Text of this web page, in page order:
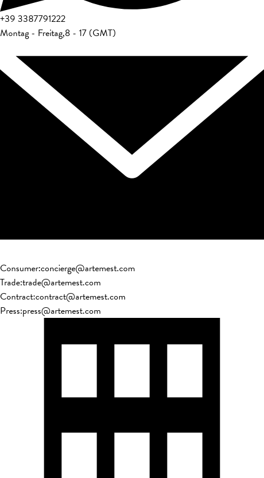
+39 3387791222
Montag - Freitag,8 - 17 (GMT)
Consumer:concierge@artemest.com
Trade:trade@artemest.com
Contract:contract@artemest.com
Press:press@artemest.com